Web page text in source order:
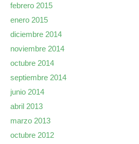
febrero 2015
enero 2015
diciembre 2014
noviembre 2014
octubre 2014
septiembre 2014
junio 2014
abril 2013
marzo 2013
octubre 2012